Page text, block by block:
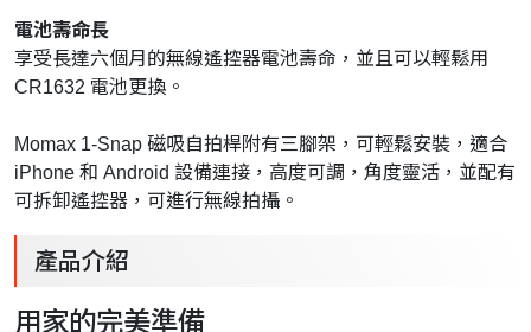
電池壽命長
享受長達六個月的無線遙控器電池壽命，並且可以輕鬆用
CR1632 電池更換。
Momax 1-Snap 磁吸自拍桿附有三腳架，可輕鬆安裝，適合
iPhone 和 Android 設備連接，高度可調，角度靈活，並配有
可拆卸遙控器，可進行無線拍攝。
產品介紹
用家的完美準備